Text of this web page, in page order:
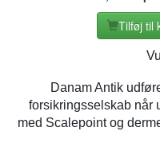
Tilføj til
Danam Antik
forsikringsselskab når
med Scalepoint og